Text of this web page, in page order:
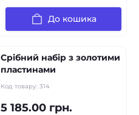
До кошика
Срібний набір з золотими
пластинами
Код товару: 314
5 185.00 грн.